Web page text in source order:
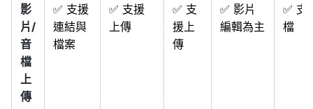
影
片/
音
檔
上
傳
✅ 支援
連結與
檔案
✅ 支援
上傳
✅ 支
援上
傳
✅ 影片
編輯為主
✅ 支
檔